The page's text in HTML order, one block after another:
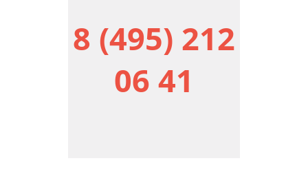
8 (495) 212
06 41